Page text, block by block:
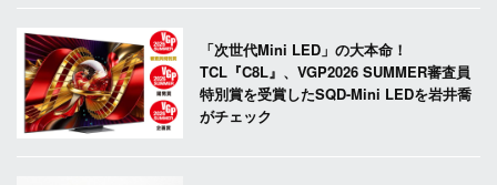
「次世代Mini LED」の大本命！
TCL『C8L』、VGP2026 SUMMER審査員
特別賞を受賞したSQD-Mini LEDを岩井喬
がチェック